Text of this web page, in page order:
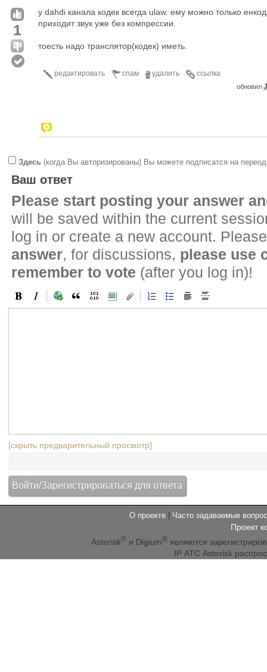
1
у dahdi канала кодек всегда ulaw. ему можно только
приходит звук уже без компрессии.
тоесть надо транслятор(кодек) иметь.
ссылка
удалить
спам
редактировать
обновил
Здесь (когда Вы авторизированы) Вы можете подписатся на
Ваш ответ
Please start posting your answer
will be saved within the current
log in or create a new account.
answer, for discussions, please use
remember to vote (after you log in)!
[скрыть предварительный просмотр]
О проекте Часто задаваемые
Проект
Asterisk® и Digium® являются
IP АТС Asterisk